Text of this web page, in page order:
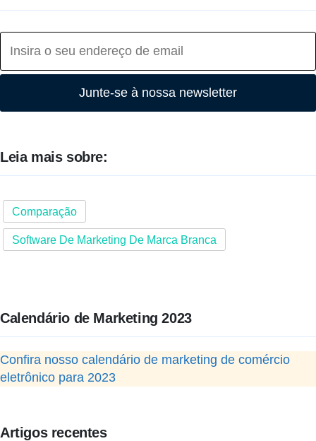
Junte-se à nossa newsletter
Leia mais sobre:
Comparação
Software De Marketing De Marca Branca
Calendário de Marketing 2023
Confira nosso calendário de marketing de comércio
eletrônico para 2023
Artigos recentes